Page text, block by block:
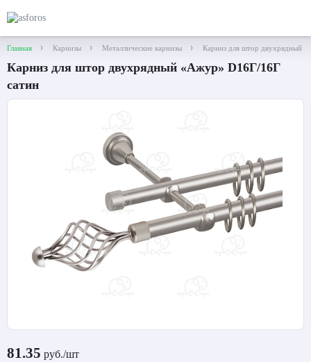
Главная Карнизы Металлические карнизы Карниз для штор двухрядный
Карниз для штор двухрядный «Ажур» D16Г/16Г
сатин
81.35 руб./шт